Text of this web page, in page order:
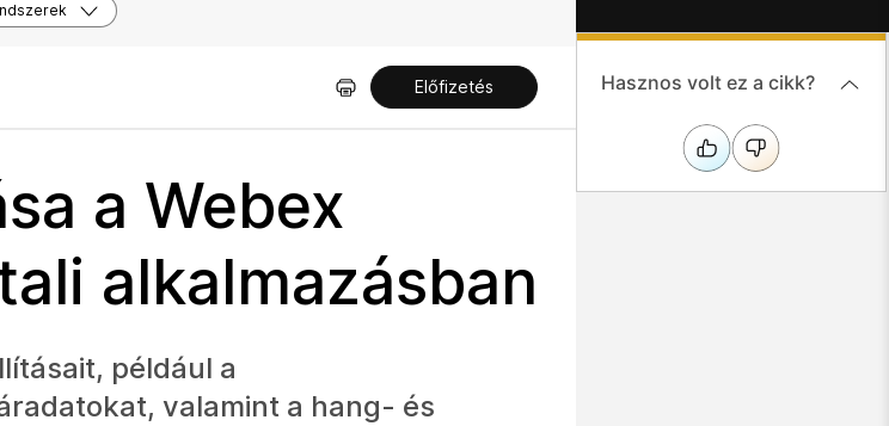
Előfizetés
a Webex
alkalmazásban
például a
valamint a hang- és
Hasznos volt ez a cikk?